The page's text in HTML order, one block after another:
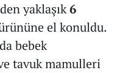
yaklaşık6
el konuldu.
bebek
tavuk mamulleri